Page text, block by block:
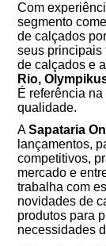
Com
segmento
de calçados
seus principais
de calçados e
Rio,
É referência
qualidade.
ASapataria
lançamentos,
competitivos,
mercado e
trabalha com
novidades de
produtos para
necessidades